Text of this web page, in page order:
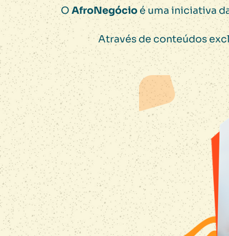
OAfroNegócio é uma iniciativa
Através de conteúdos